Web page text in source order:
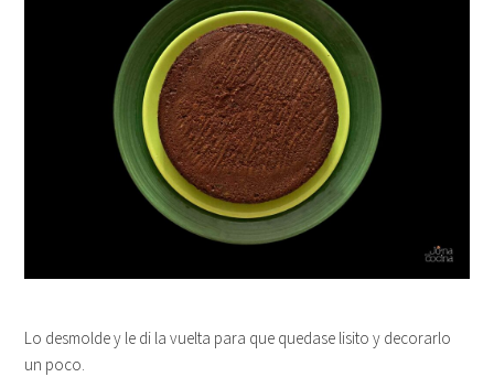
Lo desmolde y le di la vuelta para que quedase lisito y decorarlo
un poco.